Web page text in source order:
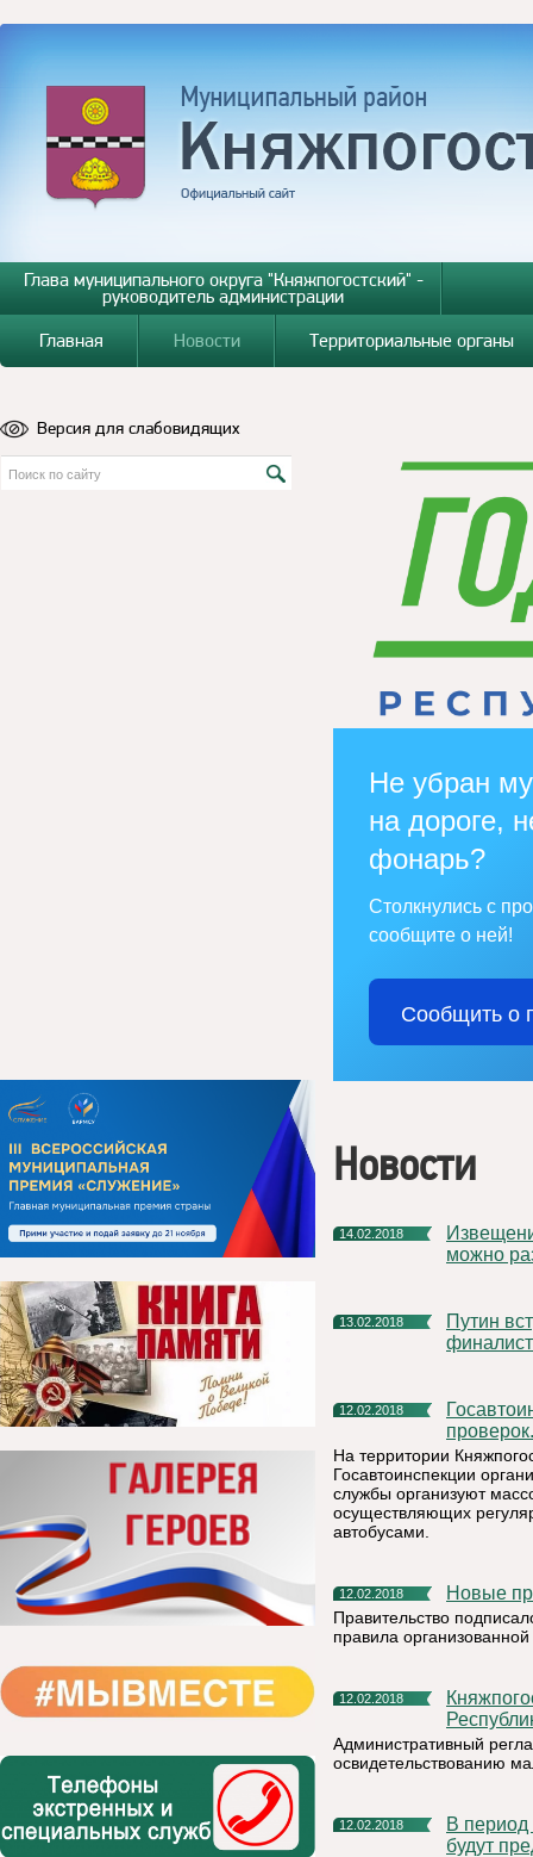
Глава муниципального округа "Княжпогостский" -
руководитель администрации
Главная
Новости Территориальные органы
Версия для слабовидящих
Не убран
на дороге,
фонарь?
Столкнулись с
сообщите о ней!
Сообщить о
Новости
14.02.2018
Извещение о продаже своей доли в праве собственности
можно
13.02.2018
Путин встретится в Москве с Аббасом, Инфантино и
12.02.2018
Госавтоинспекторы проверят водителей во время массовых
проверок.
На территории
Госавтоинспекции
службы организуют
осуществляющих
автобусами.
12.02.2018 Новые
Правительство
правила
12.02.2018
Княжпогостский участок ФКУ «Центр ГИМС МЧС России по
Административный
освидетельствованию
12.02.2018
В период проведения чемпионата мира по футболу FIFA 2018
будут